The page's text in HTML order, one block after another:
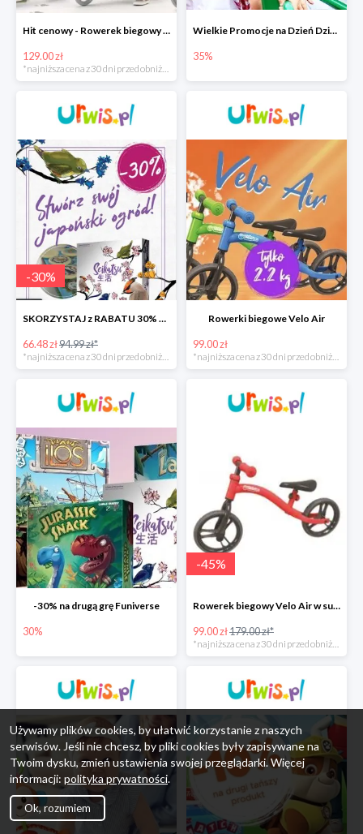
Hit cenowy - Rowerek biegowy My Buddy Wheels
129.00 zł
*najniższa cena z 30 dni przed obniżką
Wielkie Promocje na Dzień Dziecka w Urwis.pl do -35%
35%
-30%
SKORZYSTAJ z RABATU 30% Gra Seikatsu
66.48 zł94.99 zł*
Rowerki biegowe Velo Air
99.00 zł
-30% na drugą grę Funiverse
30%
-45%
Rowerek biegowy Velo Air w super cenie
99.00 zł179.00 zł*
*najniższa cena z 30 dni przed obniżką
Używamy plików cookies, by ułatwić korzystanie z naszych
serwisów. Jeśli nie chcesz, by pliki cookies były zapisywane na
Twoim dysku, zmień ustawienia swojej przeglądarki. Więcej
informacji: polityka prywatności.
Ok, rozumiem